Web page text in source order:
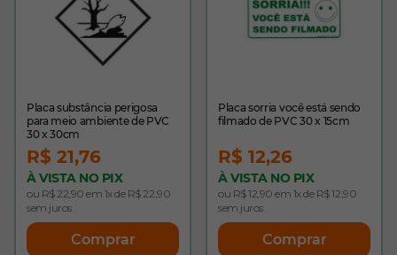
Placa substância perigosa
para meio ambiente de PVC
30 x 30cm
R$ 21,76
À VISTA NO PIX
ou R$ 22,90 em 1x de R$ 22,90
sem juros
Comprar
Placa sorria você está sendo
filmado de PVC 30 x 15cm
R$ 12,26
À VISTA NO PIX
ou R$ 12,90 em 1x de R$ 12,90
sem juros
Comprar